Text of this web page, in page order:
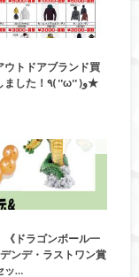
ウトドアブランド買
取告知更新しました！٩( ''ω'' )و★
《ドラゴンボール一
ンデ・ラストワン賞
ッ…